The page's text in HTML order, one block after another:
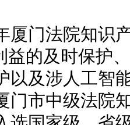
门法院知识产
益的及时保护
以及涉人工智
门市中级法院